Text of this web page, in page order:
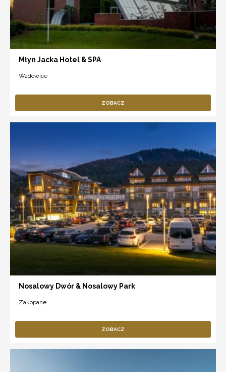
Młyn Jacka Hotel & SPA
Wadowice
ZOBACZ
Nosalowy Dwór & Nosalowy Park
Zakopane
ZOBACZ